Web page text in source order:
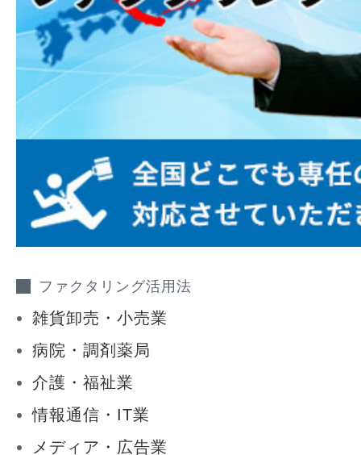
ファクタリング活用法
雑貨卸売・小売業
病院・調剤薬局
介護・福祉業
情報通信・IT業
メディア・広告業